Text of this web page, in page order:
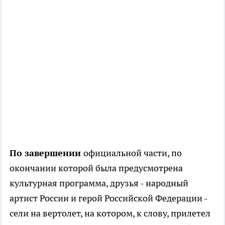
По завершении официальной части, по
окончании которой была предусмотрена
культурная программа, друзья - народный
артист России и герой Российской Федерации -
сели на вертолет, на котором, к слову, прилетел